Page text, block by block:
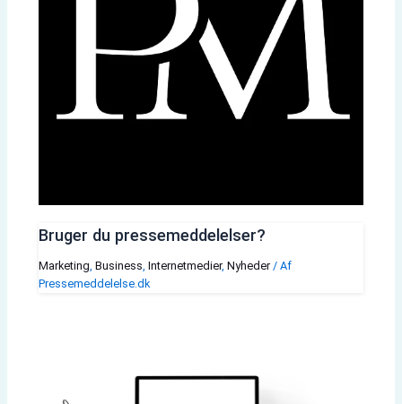
Bruger du pressemeddelelser?
Marketing, Business, Internetmedier, Nyheder/ Af
Pressemeddelelse.dk